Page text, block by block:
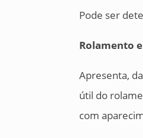
Pode ser
Rolamento
Apresenta,
útil do
com